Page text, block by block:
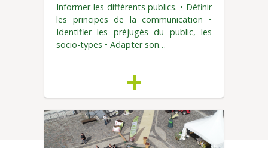
Informer les différents publics. • Définir
les principes de la communication •
Identifier les préjugés du public, les
socio-types • Adapter son…
+